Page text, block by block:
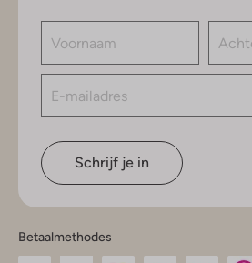
Schrijf je in
Betaalmethodes